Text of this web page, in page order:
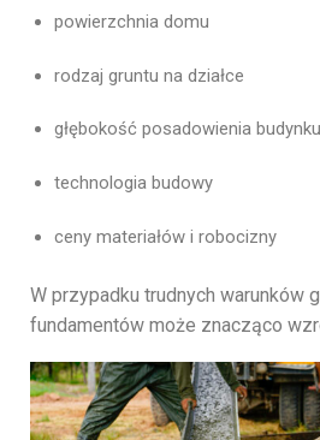
powierzchnia domu
rodzaj gruntu na działce
głębokość posadowienia budynku
technologia budowy
ceny materiałów i robocizny
W przypadku trudnych warunków
fundamentów może znacząco